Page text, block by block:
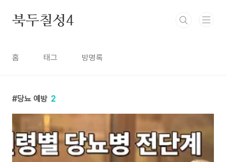
북두칠성4
홈 태그 방명록
당뇨 예방 2